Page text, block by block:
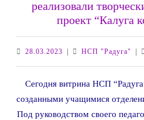
реализовали
проект “Калуга
28.03.2023 28.03.2023НСП "Радуга"НСП
Сегодня витрина НСП
созданными учащимися
Под руководством своего